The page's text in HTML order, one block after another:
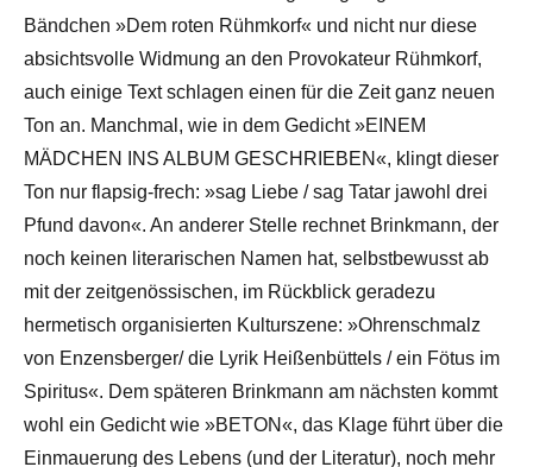
Bändchen »Dem roten Rühmkorf« und nicht nur diese
absichtsvolle Widmung an den Provokateur Rühmkorf,
auch einige Text schlagen einen für die Zeit ganz neuen
Ton an. Manchmal, wie in dem Gedicht »EINEM
MÄDCHEN INS ALBUM GESCHRIEBEN«, klingt dieser
Ton nur flapsig-frech: »sag Liebe / sag Tatar jawohl drei
Pfund davon«. An anderer Stelle rechnet Brinkmann, der
noch keinen literarischen Namen hat, selbstbewusst ab
mit der zeitgenössischen, im Rückblick geradezu
hermetisch organisierten Kulturszene: »Ohrenschmalz
von Enzensberger/ die Lyrik Heißenbüttels / ein Fötus im
Spiritus«. Dem späteren Brinkmann am nächsten kommt
wohl ein Gedicht wie »BETON«, das Klage führt über die
Einmauerung des Lebens (und der Literatur), noch mehr